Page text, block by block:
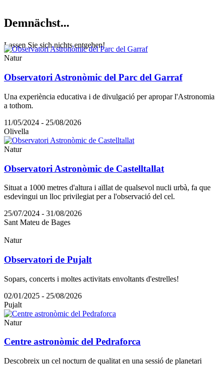
Demnächst...
Lassen Sie sich nichts entgehen!
Natur
Observatori Astronòmic del Parc del Garraf
Una experiència educativa i de divulgació per apropar l'Astronomia
a tothom.
11/05/2024 - 25/08/2026
Olivella
Natur
Observatori Astronòmic de Castelltallat
Situat a 1000 metres d'altura i aïllat de qualsevol nucli urbà, fa que
esdevingui un lloc privilegiat per a l'observació del cel.
25/07/2024 - 31/08/2026
Sant Mateu de Bages
Natur
Observatori de Pujalt
Sopars, concerts i moltes activitats envoltants d'estrelles!
02/01/2025 - 25/08/2026
Pujalt
Natur
Centre astronòmic del Pedraforca
Descobreix un cel nocturn de qualitat en una sessió de planetari